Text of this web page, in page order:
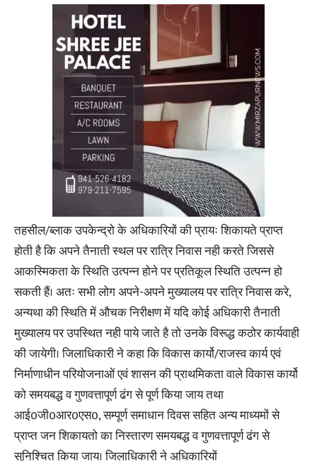
तहसील/ब्लाक उपकेन्द्रो के अधिकारियों की प्रायः शिकायते प्राप्त
होती है कि अपने तैनाती स्थल पर रात्रि निवास नही करते जिससे
आकस्मिकता के स्थिति उत्पन्न होने पर प्रतिकूल स्थिति उत्पन्न हो
सकती हैं। अतः सभी लोग अपने-अपने मुख्यालय पर रात्रि निवास करे,
अन्यथा की स्थिति में औचक निरीक्षण में यदि कोई अधिकारी तैनाती
मुख्यालय पर उपस्थित नही पाये जाते है तो उनके विरूद्ध कठोर कार्यवाही
की जायेगी। जिलाधिकारी ने कहा कि विकास कार्यो/राजस्व कार्य एवं
निर्माणाधीन परियोजनाओं एवं शासन की प्राथमिकता वाले विकास कार्यो
को समयबद्ध व गुणवत्तापूर्ण ढंग से पूर्ण किया जाय तथा
आई0जी0आर0एस0, सम्पूर्ण समाधान दिवस सहित अन्य माध्यमों से
प्राप्त जन शिकायतो का निस्तारण समयबद्ध व गुणवत्तापूर्ण ढंग से
सुनिश्चित किया जाय। जिलाधिकारी ने अधिकारियों